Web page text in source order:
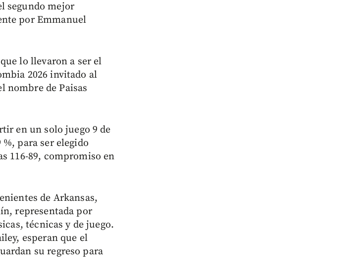
segundo mejor
por Emmanuel
lo llevaron a ser el
2026 invitado al
nombre de Paisas
en un solo juego 9 de
para ser elegido
116-89, compromiso en
de Arkansas,
representada por
técnicas y de juego.
esperan que el
su regreso para